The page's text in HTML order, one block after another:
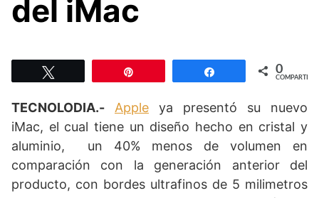
del iMac
Compartir 0
COMPARTIR
TECNOLODIA.- Apple ya presentó su nuevo
iMac, el cual tiene un diseño hecho en cristal y
aluminio, un 40% menos de volumen en
comparación con la generación anterior del
producto, con bordes ultrafinos de 5 milimetros